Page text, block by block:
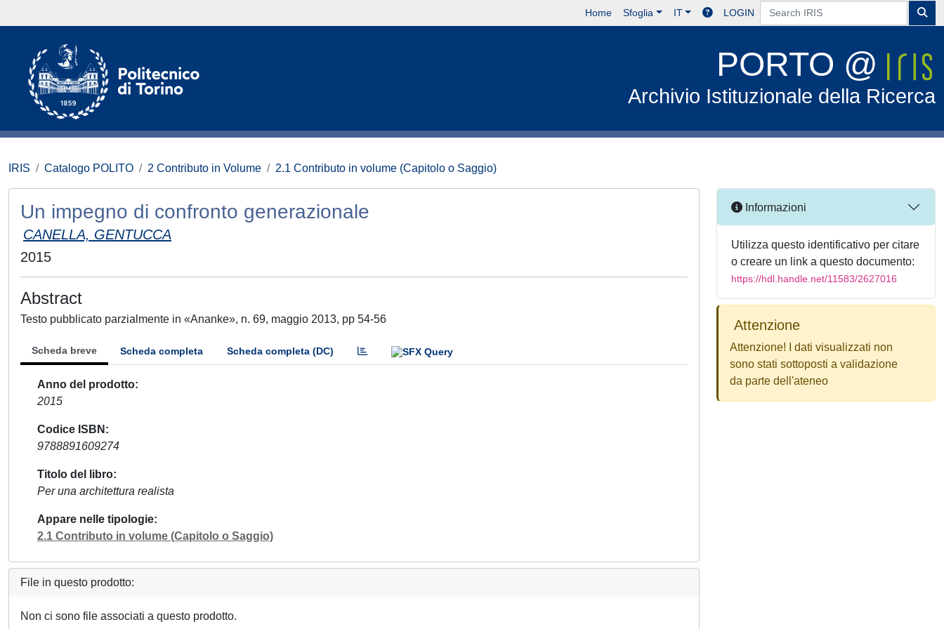
Home Sfoglia IT LOGIN
PORTO @
Archivio Istituzionale della Ricerca
IRIS Catalogo POLITO 2 Contributo in Volume 2.1 Contributo in volume (Capitolo o Saggio)
Un impegno di confronto generazionale
CANELLA, GENTUCCA
2015
Abstract
Testo pubblicato parzialmente in «Ananke», n. 69, maggio 2013, pp 54-56
Scheda breve Scheda completa Scheda completa (DC)
Anno del prodotto
2015
Codice ISBN
9788891609274
Titolo del libro
Per una architettura realista
Appare nelle tipologie
2.1 Contributo in volume (Capitolo o Saggio)
File in questo prodotto:
Non ci sono file associati a questo prodotto.
Informazioni
Utilizza questo identificativo per citare
o creare un link a questo documento:
https://hdl.handle.net/11583/2627016
Attenzione
Attenzione! I dati visualizzati non
sono stati sottoposti a validazione
da parte dell'ateneo